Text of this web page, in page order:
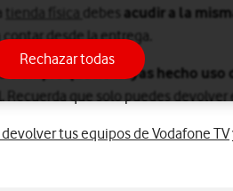
tienda física debes acudir a la
a contar desde la entrega.
que no hayas hecho
Recuerda que solo puedes
tus equipos de Vodafone TV
Rechazar todas